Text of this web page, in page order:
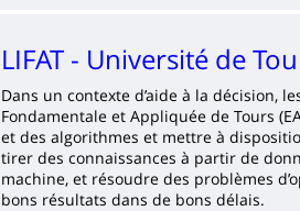
LIFAT - Université de
Dans un contexte d’aide à la décision,
Fondamentale et Appliquée de Tours
et des algorithmes et mettre à
tirer des connaissances à partir de
machine, et résoudre des problèmes
bons résultats dans de bons délais.